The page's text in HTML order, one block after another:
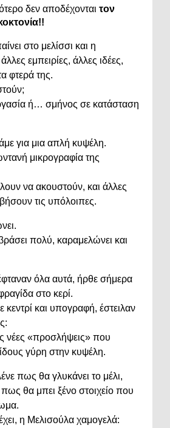
δεν αποδέχονται τον
στο μελίσσι και η
εμπειρίες, άλλες ιδέες,
φτερά της.
ή… σμήνος σε κατάσταση
για μια απλή κυψέλη.
μικρογραφία της
να ακουστούν, και άλλες
τις υπόλοιπες.
πολύ, καραμελώνει και
όλα αυτά, ήρθε σήμερα
στο κερί.
κεντρί και υπογραφή, έστειλαν
νέες «προσλήψεις» που
γύρη στην κυψέλη.
πως θα γλυκάνει το μέλι,
θα μπει ξένο στοιχείο που
η Μελισούλα χαμογελά: